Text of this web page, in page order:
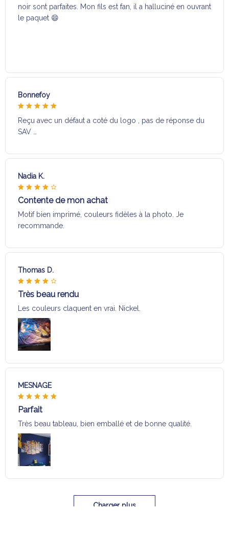
noir sont parfaites. Mon fils est fan, il a halluciné en ouvrant
le paquet 😄
Bonnefoy
Reçu avec un défaut a coté du logo , pas de réponse du
SAV …
Nadia K.
Contente de mon achat
Motif bien imprimé, couleurs fidèles à la photo. Je
recommande.
Thomas D.
Très beau rendu
Les couleurs claquent en vrai. Nickel.
MESNAGE
Parfait
Très beau tableau, bien emballé et de bonne qualité.
Charger plus